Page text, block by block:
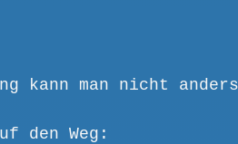
kann man nicht
den Weg: